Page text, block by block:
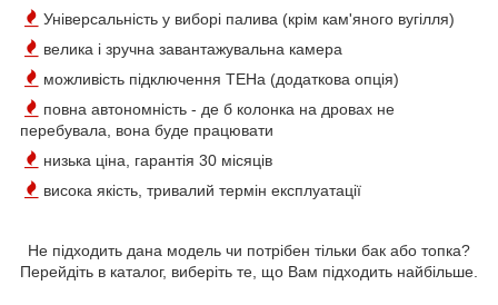
Універсальність у виборі палива (крім кам'яного вугілля)
велика і зручна завантажувальна камера
можливість підключення ТЕНа (додаткова опція)
повна автономність - де б колонка на дровах не
перебувала, вона буде працювати
низька ціна, гарантія 30 місяців
висока якість, тривалий термін експлуатації
Не підходить дана модель чи потрібен тільки бак або топка?
Перейдіть в каталог, виберіть те, що Вам підходить найбільше.